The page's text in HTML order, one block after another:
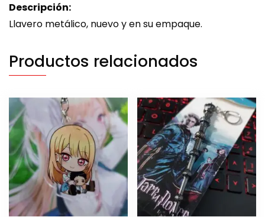
Descripción:
Llavero metálico, nuevo y en su empaque.
Productos relacionados